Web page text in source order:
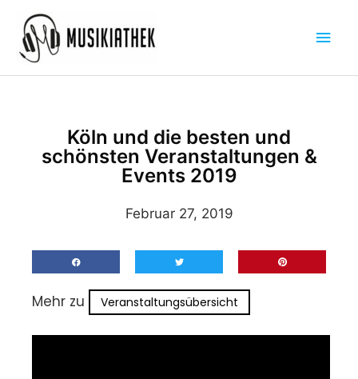
Inhalt
springen
Köln und die besten und
schönsten Veranstaltungen &
Events 2019
Februar 27, 2019
Mehr zu Veranstaltungsübersicht